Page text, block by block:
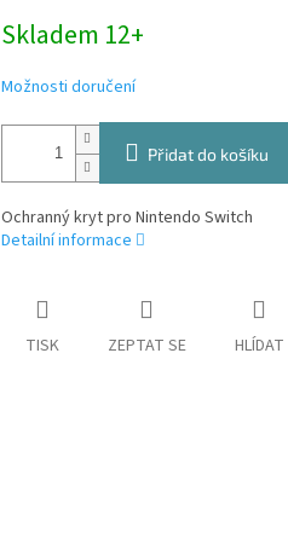
cena:
Skladem 12+
Možnosti doručení
Přidat do košíku
Ochranný kryt pro Nintendo Switch
Detailní informace
TISK ZEPTAT SE HLÍDAT